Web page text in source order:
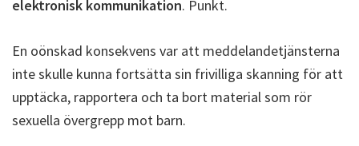
elektronisk kommunikation. Punkt.
En oönskad konsekvens var att meddelandetjänsterna
inte skulle kunna fortsätta sin frivilliga skanning för att
upptäcka, rapportera och ta bort material som rör
sexuella övergrepp mot barn.